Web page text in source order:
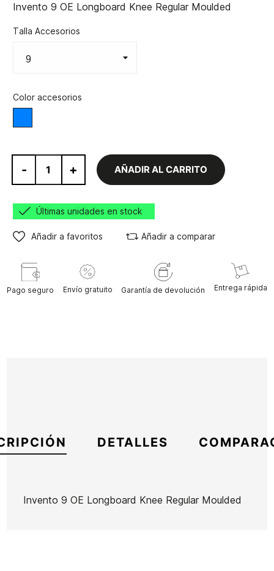
Invento 9 OE Longboard Knee Regular Moulded
Talla Accesorios
Color accesorios
- + AÑADIR AL CARRITO
Últimas unidades en stock
Añadir a favoritos Añadir a comparar
Pago seguro Envío gratuito Garantía de devolución Entrega rápida
DETALLES
Invento 9 OE Longboard Knee Regular Moulded